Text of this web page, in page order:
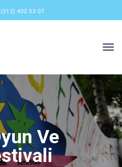
432 53 07
Ve